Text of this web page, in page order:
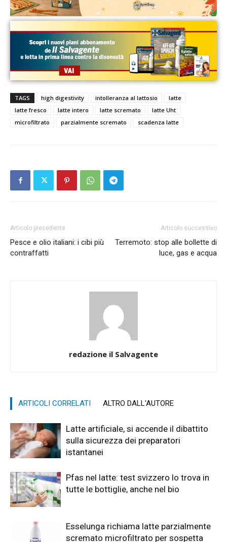
TAGS high digestivity intolleranza al lattosio
latte
latte fresco
latte intero latte scremato
latte Uht
microfiltrato
parzialmente scremato scadenza latte
Articolo precedente
Pesce e olio italiani: i cibi più
contraffatti
Articolo successivo
Terremoto: stop alle bollette di
luce, gas e acqua
redazione il Salvagente
ARTICOLI CORRELATI ALTRO DALL'AUTORE
Latte artificiale, si accende il dibattito
sulla sicurezza dei preparatori
istantanei
Pfas nel latte: test svizzero lo trova in
tutte le bottiglie, anche nel bio
Esselunga richiama latte parzialmente
scremato microfiltrato per sospetta